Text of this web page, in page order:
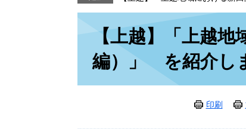
【上越】「上越
編）」 を紹介し
印刷